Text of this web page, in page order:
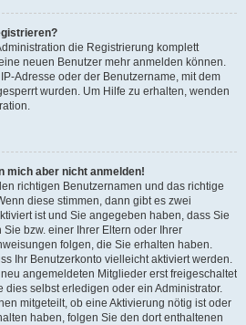
die Registrierung komplett
neuen Benutzer mehr anmelden können.
Adresse oder der Benutzername, mit dem
wurden. Um Hilfe zu erhalten, wenden
mich aber nicht anmelden!
richtigen Benutzernamen und das richtige
diese stimmen, dann gibt es zwei
ist und Sie angegeben haben, dass Sie
bzw. einer Ihrer Eltern oder Ihrer
folgen, die Sie erhalten haben.
Ihr Benutzerkonto vielleicht aktiviert werden.
angemeldeten Mitglieder erst freigeschaltet
dies selbst erledigen oder ein Administrator.
mitgeteilt, ob eine Aktivierung nötig ist oder
haben, folgen Sie den dort enthaltenen